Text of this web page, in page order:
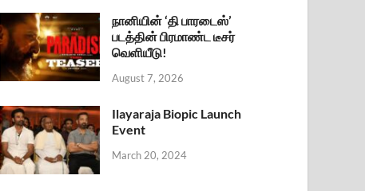
நானியின் ‘தி பாரடைஸ்’
படத்தின் பிரமாண்ட டீசர்
வெளியீடு!
August 7, 2026
Ilayaraja Biopic Launch
Event
March 20, 2024